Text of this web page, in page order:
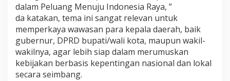
dalam Peluang Menuju Indonesia Raya, ”
da katakan, tema ini sangat relevan untuk
memperkaya wawasan para kepala daerah, baik
gubernur, DPRD bupati/wali kota, maupun wakil-
wakilnya, agar lebih siap dalam merumuskan
kebijakan berbasis kepentingan nasional dan lokal
secara seimbang.